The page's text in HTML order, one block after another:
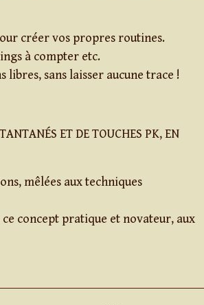
créer vos propres routines.
à compter etc.
libres, sans laisser aucune trace !
ET DE TOUCHES PK, EN
mêlées aux techniques
concept pratique et novateur, aux